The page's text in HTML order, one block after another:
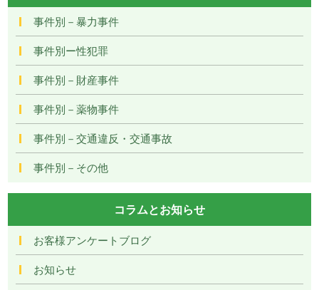
事件別－暴力事件
事件別ー性犯罪
事件別－財産事件
事件別－薬物事件
事件別－交通違反・交通事故
事件別－その他
コラムとお知らせ
お客様アンケートブログ
お知らせ